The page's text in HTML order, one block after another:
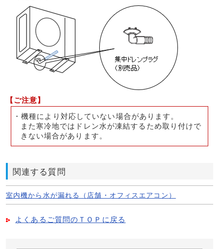
【ご注意】
・機種により対応していない場合があります。
また寒冷地ではドレン水が凍結するため取り付けで
きない場合があります。
関連する質問
室内機から水が漏れる（店舗・オフィスエアコン）
よくあるご質問のＴＯＰに戻る